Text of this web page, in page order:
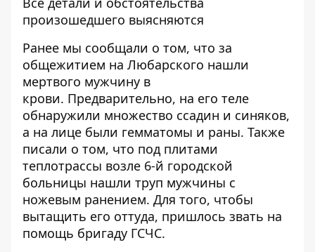
произошедшего выясняются
Ранее мы сообщали о том, что за
общежитием на Любарского нашли
мертвого мужчину в
крови. Предварительно, на его теле
обнаружили множество ссадин и синяков,
а на лице были гемматомы и раны. Также
писали о том, что под плитами
теплотрассы возле 6-й городской
больницы нашли труп мужчины с
ножевым ранением. Для того, чтобы
вытащить его оттуда, пришлось звать на
помощь бригаду ГСЧС.